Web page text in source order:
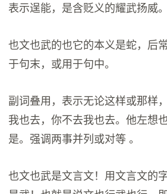
表示逞能，是含贬义的耀武扬威
也文也武的也它的本义是蛇，后
于句末，或用于句中。
副词叠用，表示无论这样或那样
我也去，你不去我也去。他左想
是。强调两事并列或对等 。
也文也武是文言文！用文言文的